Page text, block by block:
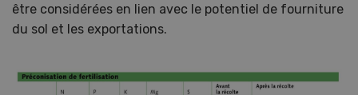
être considérées en lien avec le potentiel de fourniture
du sol et les exportations.